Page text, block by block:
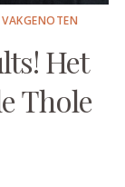
VAKGENOTEN
Het
Thole